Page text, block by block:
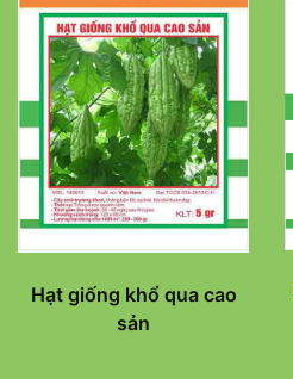
Hạt giống khổ qua cao
sản